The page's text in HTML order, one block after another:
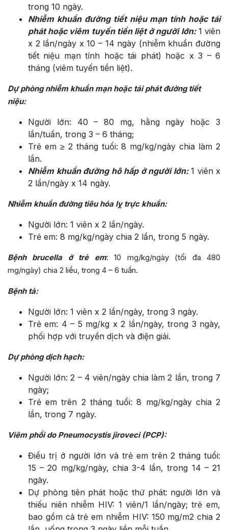
trong 10 ngày.
Nhiễm khuẩn đường tiết niệu mạn tính hoặc tái
phát hoặc viêm tuyến tiền liệt ở người lớn:1 viên
x 2 lần/ngày x 10 – 14 ngày (nhiễm khuẩn đường
tiết niệu mạn tính hoặc tái phát) hoặc x 3 – 6
tháng (viêm tuyến tiền liệt).
Dự phòng nhiễm khuẩn mạn hoặc tái phát đường tiết
niệu:
Người lớn: 40 – 80 mg, hằng ngày hoặc 3
lần/tuần, trong 3 – 6 tháng;
Trẻ em ≥ 2 tháng tuổi: 8 mg/kg/ngày chia làm 2
lần.
Nhiễm khuẩn đường hô hấp ở người lớn:1 viên x
2 lần/ngày x 14 ngày.
Nhiễm khuẩn đường tiêu hóa lỵ trực khuẩn:
Người lớn: 1 viên x 2 lần/ngày.
Trẻ em: 8 mg/kg/ngày chia 2 lần, trong 5 ngày.
Bệnh brucella ở trẻ em: 10 mg/kg/ngày (tối đa 480
mg/ngày) chia 2 liều, trong 4 – 6 tuần.
Bệnh tả:
Người lớn: 1 viên x 2 lần/ngày, trong 3 ngày.
Trẻ em: 4 – 5 mg/kg x 2 lần/ngày, trong 3 ngày,
phối hợp với truyền dịch và điện giải.
Dự phòng dịch hạch:
Người lớn: 2 – 4 viên/ngày chia làm 2 lần, trong 7
ngày;
Trẻ em trên 2 tháng tuổi: 8 mg/kg/ngày chia 2
lần, trong 7 ngày.
Viêm phổi do Pneumocystis jiroveci (PCP):
Điều trị ở người lớn và trẻ em trên 2 tháng tuổi:
15 – 20 mg/kg/ngày, chia 3-4 lần, trong 14 – 21
ngày.
Dự phòng tiên phát hoặc thứ phát: người lớn và
thiếu niên nhiễm HIV: 1 viên/1 lần/ngày; trẻ em,
bao gồm cả trẻ em nhiễm HIV: 150 mg/m2 chia 2